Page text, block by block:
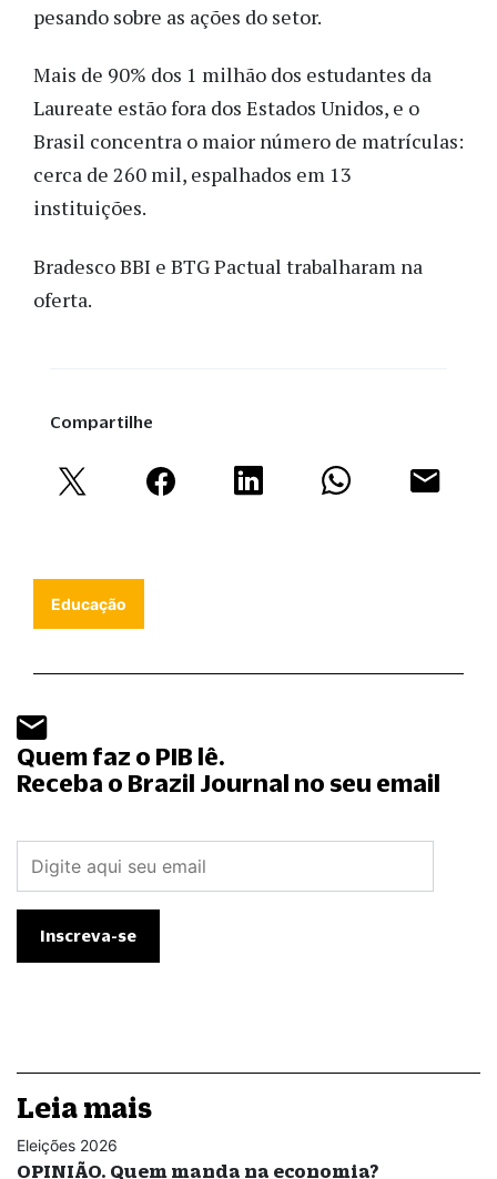
pesando sobre as ações do setor.
Mais de 90% dos 1 milhão dos estudantes da
Laureate estão fora dos Estados Unidos, e o
Brasil concentra o maior número de matrículas:
cerca de 260 mil, espalhados em 13
instituições.
Bradesco BBI e BTG Pactual trabalharam na
oferta.
Compartilhe
Educação
Quem faz o PIB lê.
Receba o Brazil Journal no seu email
Leia mais
Eleições 2026
OPINIÃO. Quem manda na economia?